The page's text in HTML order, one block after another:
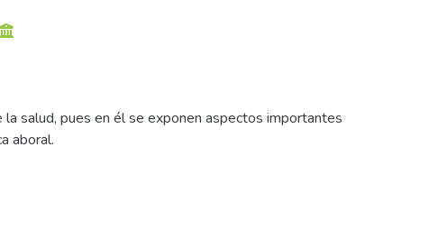
salud, pues en él se exponen aspectos importantes
aboral.
debido a que carece de 1a información, conciencia
lector a comprender de una forma fácil, clara y